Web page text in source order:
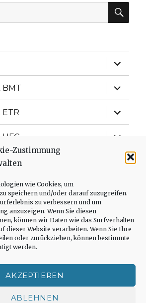
Zustimmung
wie Cookies, um
speichern und/oder darauf zuzugreifen.
zu verbessern und um
anzuzeigen. Wenn Sie diesen
können wir Daten wie das Surfverhalten
dieser Website verarbeiten. Wenn Sie Ihre
oder zurückziehen, können bestimmte
werden.
AKZEPTIEREN
ABLEHNEN
ISD